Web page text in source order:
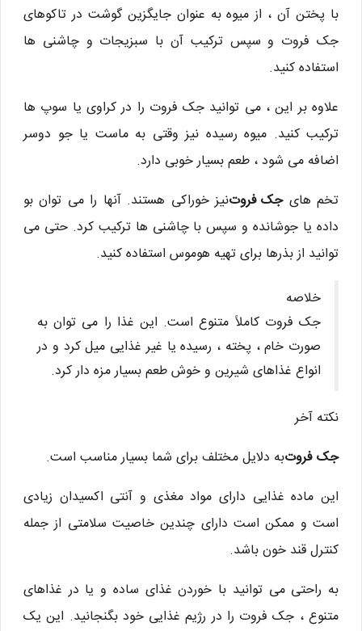
با پختن آن ، از میوه به عنوان جایگزین گوشت در تاکوهای
جک فروت و سپس ترکیب آن با سبزیجات و چاشنی ها
استفاده کنید.
علاوه بر این ، می توانید جک فروت را در کراوی یا سوپ ها
ترکیب کنید. میوه رسیده نیز وقتی به ماست یا جو دوسر
اضافه می شود ، طعم بسیار خوبی دارد.
تخم هایجک فروتنیز خوراکی هستند. آنها را می توان بو
داده یا جوشانده و سپس با چاشنی ها ترکیب کرد. حتی می
توانید از بذرها برای تهیه هوموس استفاده کنید.
خلاصه
جک فروت کاملاً متنوع است. این غذا را می توان به
صورت خام ، پخته ، رسیده یا غیر غذایی میل کرد و در
انواع غذاهای شیرین و خوش طعم بسیار مزه دار کرد.
نکته آخر
جک فروتبه دلایل مختلف برای شما بسیار مناسب است.
این ماده غذایی دارای مواد مغذی و آنتی اکسیدان زیادی
است و ممکن است دارای چندین خاصیت سلامتی از جمله
کنترل قند خون باشد.
به راحتی می توانید با خوردن غذای ساده و یا در غذاهای
متنوع ، جک فروت را در رژیم غذایی خود بگنجانید. این یک